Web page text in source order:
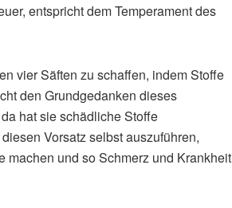
entspricht dem Temperament des
vier Säften zu schaffen, indem Stoffe
den Grundgedanken dieses
hat sie schädliche Stoffe
Vorsatz selbst auszuführen,
machen und so Schmerz und Krankheit